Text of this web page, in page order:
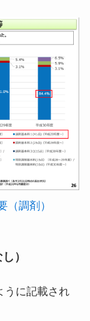
（調剤）
）
うに記載され